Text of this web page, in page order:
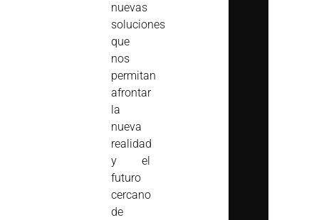
nuevas
soluciones
que
nos
permitan
afrontar
la
nueva
realidad
y el
futuro
cercano
de